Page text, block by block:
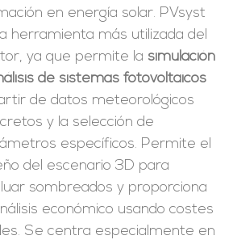
en energía solar. PVsyst
herramienta más utilizada del
ya que permite la simulación
de sistemas fotovoltaicos
de datos meteorológicos
y la selección de
específicos. Permite el
del escenario 3D para
sombreados y proporciona
económico usando costes
Se centra especialmente en